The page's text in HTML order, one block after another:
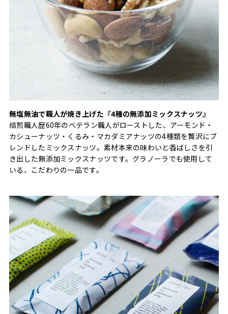
無塩無油で職人が焼き上げた『4種の無添加ミックスナッツ』
焙煎職人歴60年のベテラン職人がローストした、アーモンド・
カシューナッツ・くるみ・マカダミアナッツの4種類を贅沢にブ
レンドしたミックスナッツ。素材本来の味わいと香ばしさを引
き出した無添加ミックスナッツです。グラノーラでも使用して
いる、こだわりの一品です。